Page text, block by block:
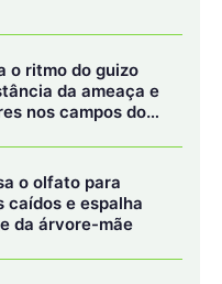
também está
na floresta e
uma ave onívora, sua
variedade de recursos,
aranhas e até mesmo
e pererecas. A
silenciosa a
imóvel por